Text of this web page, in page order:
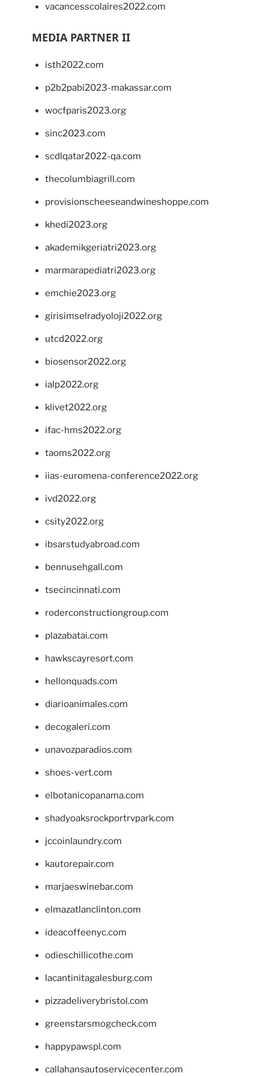
vacancesscolaires2022.com
MEDIA PARTNER II
isth2022.com
p2b2pabi2023-makassar.com
wocfparis2023.org
sinc2023.com
scdlqatar2022-qa.com
thecolumbiagrill.com
provisionscheeseandwineshoppe.com
khedi2023.org
akademikgeriatri2023.org
marmarapediatri2023.org
emchie2023.org
girisimselradyoloji2022.org
utcd2022.org
biosensor2022.org
ialp2022.org
klivet2022.org
ifac-hms2022.org
taoms2022.org
iias-euromena-conference2022.org
ivd2022.org
csity2022.org
ibsarstudyabroad.com
bennusehgall.com
tsecincinnati.com
roderconstructiongroup.com
plazabatai.com
hawkscayresort.com
hellonquads.com
diarioanimales.com
decogaleri.com
unavozparadios.com
shoes-vert.com
elbotanicopanama.com
shadyoaksrockportrvpark.com
jccoinlaundry.com
kautorepair.com
marjaeswinebar.com
elmazatlanclinton.com
ideacoffeenyc.com
odieschillicothe.com
lacantinitagalesburg.com
pizzadeliverybristol.com
greenstarsmogcheck.com
happypawspl.com
callahansautoservicecenter.com